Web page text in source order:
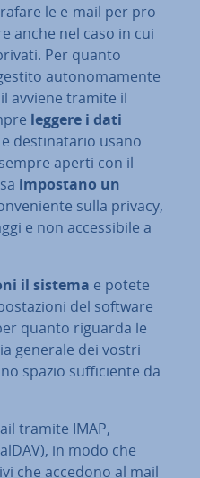
le e-mail per pro­
anche nel caso in cui
Per quanto
au­to­no­ma­men­te
avviene tramite il
leggere i dati
de­sti­na­ta­rio usano
aperti con il
impostano un
sulla privacy,
e non ac­ces­si­bi­le a
il sistema e potete
del software
quanto riguarda le
generale dei vostri
spazio suf­fi­cien­te da
tramite IMAP,
in modo che
che accedono al mail